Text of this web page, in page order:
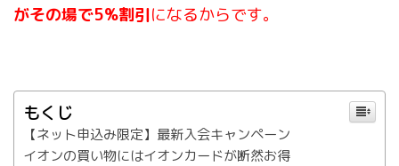
がその場で5%割引になるからです。
もくじ
【ネット申込み限定】最新入会キャンペーン
イオンの買い物にはイオンカードが断然お得